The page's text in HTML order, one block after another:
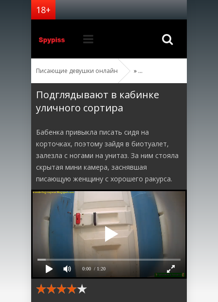
Писающие девушки онлайн »
Подглядывают в кабинке
уличного сортира
Бабенка привыкла писать сидя на
корточках, поэтому зайдя в биотуалет,
залезла с ногами на унитаз. За ним стояла
скрытая мини камера, заснявшая
писающую женщину с хорошего ракурса.
0:00 / 1:20